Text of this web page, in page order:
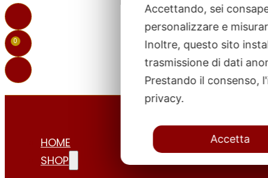
0
HOME
SHOP
Accettando, sei
personalizzare e
Inoltre, questo sito
trasmissione di dati
Prestando il consenso,
privacy.
Accetta